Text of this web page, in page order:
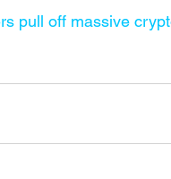
pull off massive